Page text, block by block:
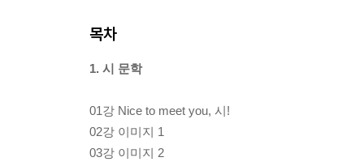
목차
1. 시 문학
01강 Nice to meet you, 시!
02강 이미지 1
03강 이미지 2